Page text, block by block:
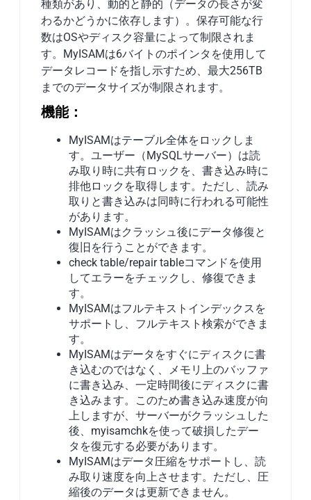
種類があり、動的と静的（データの長さが変
わるかどうかに依存します）。保存可能な行
数はOSやディスク容量によって制限されま
す。MyISAMは6バイトのポインタを使用して
データレコードを指し示すため、最大256TB
までのデータサイズが制限されます。
機能：
MyISAMはテーブル全体をロックしま
す。ユーザー（MySQLサーバー）は読
み取り時に共有ロックを、書き込み時に
排他ロックを取得します。ただし、読み
取りと書き込みは同時に行われる可能性
があります。
MyISAMはクラッシュ後にデータ修復と
復旧を行うことができます。
check table/repair tableコマンドを使用
してエラーをチェックし、修復できま
す。
MyISAMはフルテキストインデックスを
サポートし、フルテキスト検索ができま
す。
MyISAMはデータをすぐにディスクに書
き込むのではなく、メモリ上のバッファ
に書き込み、一定時間後にディスクに書
き込みます。このため書き込み速度が向
上しますが、サーバーがクラッシュした
後、myisamchkを使って破損したデー
タを復元する必要があります。
MyISAMはデータ圧縮をサポートし、読
み取り速度を向上させます。ただし、圧
縮後のデータは更新できません。